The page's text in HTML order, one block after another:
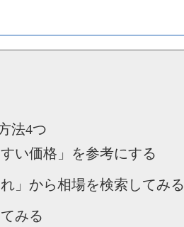
総合研究所]
法4つ
い価格」を参考にする
」から相場を検索してみる
みる